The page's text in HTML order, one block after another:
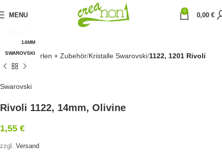
MENU
0
0,00 €
14MM
SWAROVSKI
Startseite Perlen + Zubehör Kristalle Swarovski 1122, 1201 Rivoli
Swarovski
Rivoli 1122, 14mm, Olivine
1,55 €
zzgl. Versand